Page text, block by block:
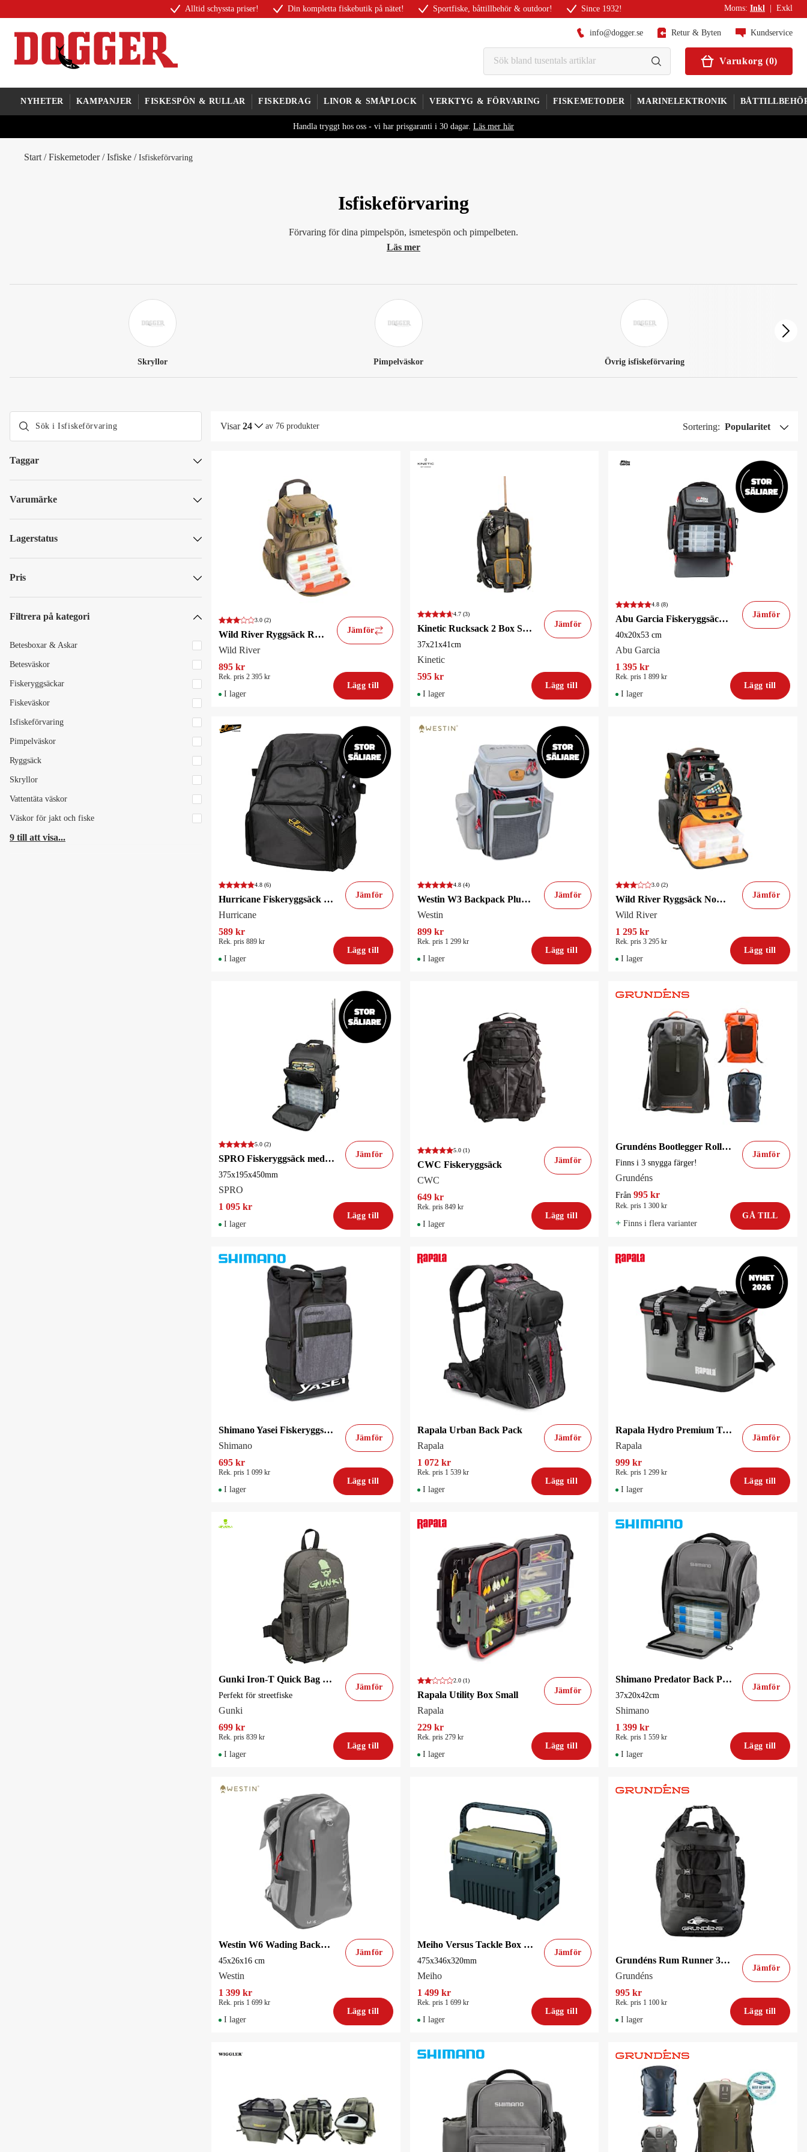
Alltid schyssta priser! Din kompletta fiskebutik på nätet! Sportfiske, båttillbehör & outdoor! Since 1932! Moms: Inkl Exkl
info@dogger.se Retur & Byten Kundservice
Varukorg (0)
NYHETER KAMPANJER FISKESPÖN & RULLAR FISKEDRAG LINOR & SMÅPLOCK VERKTYG & FÖRVARING FISKEMETODER MARINELEKTRONIK
Handla tryggt hos oss - vi har prisgaranti i 30 dagar. Läs mer här
Start /Fiskemetoder/Isfiske / Isfiskeförvaring
Isfiskeförvaring
Förvaring för dina pimpelspön, ismetespön och pimpelbeten.
Läs mer
Skryllor Pimpelväskor Övrig isfiskeförvaring
Taggar
Varumärke
Shimano
Westin
Wiggler
12 till att visa...
Lagerstatus
Pris
Filtrera på kategori
Betesboxar & Askar
Betesväskor
Fiskeryggsäckar
Fiskeväskor
Isfiskeförvaring
Pimpelväskor
Ryggsäck
Skryllor
Vattentäta väskor
Väskor för jakt och fiske
9 till att visa...
Visar24 av 76 produkter Sortering: Popularitet
3.0 (2)
Wild River Ryggsäck Recon 22cm
Wild River
Jämför
895 kr
Rek. pris 2 395 kr
I lager
Lägg till
4.7(3)
Kinetic Rucksack 2 Box System Fiskeryggsäck
37x21x41cm
Kinetic
Jämför
595 kr
I lager
Lägg till
4.8 (8)
Abu Garcia Fiskeryggsäck Beast Pro 40x20x53cm
40x20x53 cm
Abu Garcia
Jämför
1 395 kr
Rek. pris 1 899 kr
I lager
Lägg till
4.8 (6)
Hurricane Fiskeryggsäck med 4 boxar
Hurricane
Jämför
589 kr
Rek. pris 889 kr
I lager
Lägg till
4.8(4)
Westin W3 Backpack Plus (2 boxes) Large Grey/Black
Westin
Jämför
899 kr
Rek. pris 1 299 kr
I lager
Lägg till
3.0 (2)
Wild River Ryggsäck Nomad XP USB Med LED-belysning
Wild River
Jämför
1 295 kr
Rek. pris 3 295 kr
I lager
Lägg till
5.0 (2)
SPRO Fiskeryggsäck med fyra 3600-boxar
375x195x450mm
SPRO
Jämför
1 095 kr
I lager
Lägg till
5.0(1)
CWC Fiskeryggsäck
CWC
Jämför
649 kr
Rek. pris 849 kr
I lager
Lägg till
Grundéns Bootlegger Roll Top Ryggsäck 30L
Finns i 3 snygga färger!
Grundéns
Jämför
Från 995 kr
Rek. pris 1 300 kr
+ Finns i flera varianter
GÅ TILL
Shimano Yasei Fiskeryggsäck
Shimano
Jämför
695 kr
Rek. pris 1 099 kr
I lager
Lägg till
Rapala Urban Back Pack
Rapala
Jämför
1 072 kr
Rek. pris 1 539 kr
I lager
Lägg till
Rapala Hydro Premium Tackle Bag
Rapala
Jämför
999 kr
Rek. pris 1 299 kr
I lager
Lägg till
Gunki Iron-T Quick Bag 40x21x11 cm
Perfekt för streetfiske
Gunki
Jämför
699 kr
Rek. pris 839 kr
I lager
Lägg till
2.0(1)
Rapala Utility Box Small
Rapala
Jämför
229 kr
Rek. pris 279 kr
I lager
Lägg till
Shimano Predator Back Pack & Tackle Box Fiskeryggsäck
37x20x42cm
Shimano
Jämför
1 399 kr
Rek. pris 1 559 kr
I lager
Lägg till
Westin W6 Wading Backpack Silver/Grey
45x26x16 cm
Westin
Jämför
1 399 kr
Rek. pris 1 699 kr
I lager
Lägg till
Meiho Versus Tackle Box 7095N Green
475x346x320mm
Meiho
Jämför
1 499 kr
Rek. pris 1 699 kr
I lager
Lägg till
Grundéns Rum Runner 30L Waterproof Backpack Black
Grundéns
Jämför
995 kr
Rek. pris 1 100 kr
I lager
Lägg till